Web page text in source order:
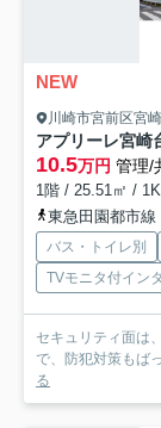
NEW
川崎市宮前区宮崎
アプリーレ宮崎
10.5万円 管理/
1階 / 25.51㎡ /
東急田園都市
バス・トイレ別
TVモニタ付イン
セキュリティ面は
で、防犯対策もば
る